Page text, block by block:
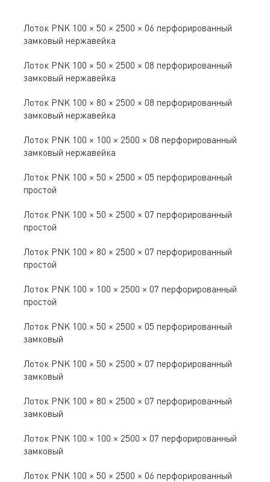
Лоток PNK 100 × 50 × 2500 × 06 перфорированный
замковый нержавейка
Лоток PNK 100 × 50 × 2500 × 08 перфорированный
замковый нержавейка
Лоток PNK 100 × 80 × 2500 × 08 перфорированный
замковый нержавейка
Лоток PNK 100 × 100 × 2500 × 08 перфорированный
замковый нержавейка
Лоток PNK 100 × 50 × 2500 × 05 перфорированный
простой
Лоток PNK 100 × 50 × 2500 × 07 перфорированный
простой
Лоток PNK 100 × 80 × 2500 × 07 перфорированный
простой
Лоток PNK 100 × 100 × 2500 × 07 перфорированный
простой
Лоток PNK 100 × 50 × 2500 × 05 перфорированный
замковый
Лоток PNK 100 × 50 × 2500 × 07 перфорированный
замковый
Лоток PNK 100 × 80 × 2500 × 07 перфорированный
замковый
Лоток PNK 100 × 100 × 2500 × 07 перфорированный
замковый
Лоток PNK 100 × 50 × 2500 × 06 перфорированный